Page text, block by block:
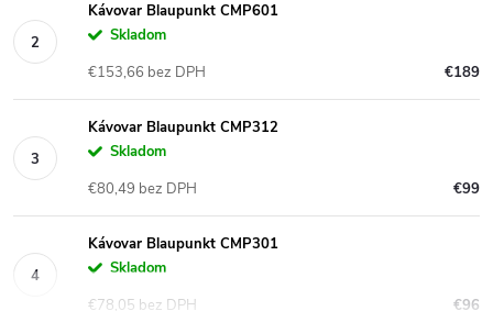
Kávovar Blaupunkt CMP601
Skladom
€189
€153,66 bez DPH
Kávovar Blaupunkt CMP312
Skladom
€99
€80,49 bez DPH
Kávovar Blaupunkt CMP301
Skladom
€96
€78,05 bez DPH